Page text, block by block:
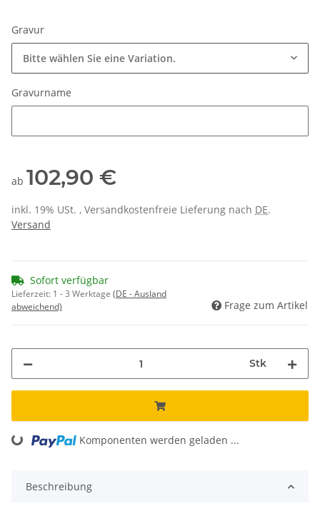
Gravur
Bitte wählen Sie eine Variation.
Gravurname
ab 102,90 €
inkl. 19% USt. , Versandkostenfreie Lieferung nach DE.
Versand
Sofort verfügbar
Lieferzeit: 1 - 3 Werktage (DE - Ausland
abweichend)
Frage zum Artikel
Stk
Loading... Komponenten werden geladen ...
Beschreibung